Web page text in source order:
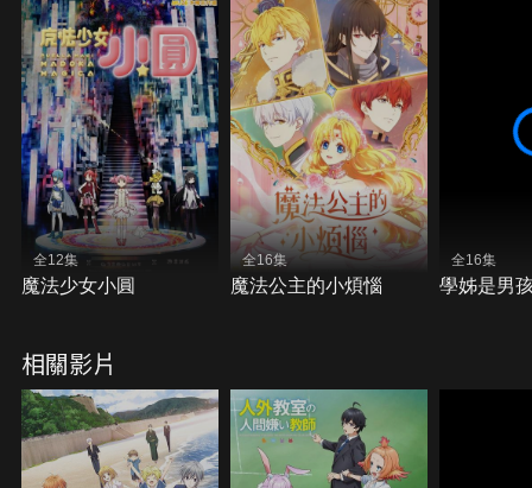
全12集
魔法少女小圓
全16集
魔法公主的小煩惱
全16集
學姊是男
相關影片